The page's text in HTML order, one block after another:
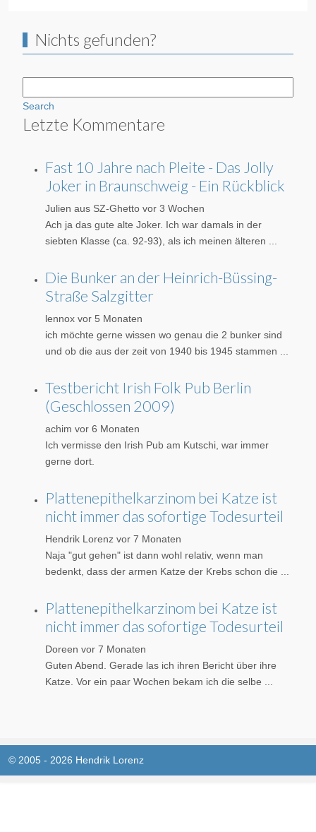
Nichts gefunden?
Search
Letzte Kommentare
Fast 10 Jahre nach Pleite - Das Jolly
Joker in Braunschweig - Ein Rückblick
Julien aus SZ-Ghetto vor 3 Wochen
Ach ja das gute alte Joker. Ich war damals in der
siebten Klasse (ca. 92-93), als ich meinen älteren ...
Die Bunker an der Heinrich-Büssing-
Straße Salzgitter
lennox vor 5 Monaten
ich möchte gerne wissen wo genau die 2 bunker sind
und ob die aus der zeit von 1940 bis 1945 stammen ...
Testbericht Irish Folk Pub Berlin
(Geschlossen 2009)
achim vor 6 Monaten
Ich vermisse den Irish Pub am Kutschi, war immer
gerne dort.
Plattenepithelkarzinom bei Katze ist
nicht immer das sofortige Todesurteil
Hendrik Lorenz vor 7 Monaten
Naja "gut gehen" ist dann wohl relativ, wenn man
bedenkt, dass der armen Katze der Krebs schon die ...
Plattenepithelkarzinom bei Katze ist
nicht immer das sofortige Todesurteil
Doreen vor 7 Monaten
Guten Abend. Gerade las ich ihren Bericht über ihre
Katze. Vor ein paar Wochen bekam ich die selbe ...
© 2005 - 2026 Hendrik Lorenz